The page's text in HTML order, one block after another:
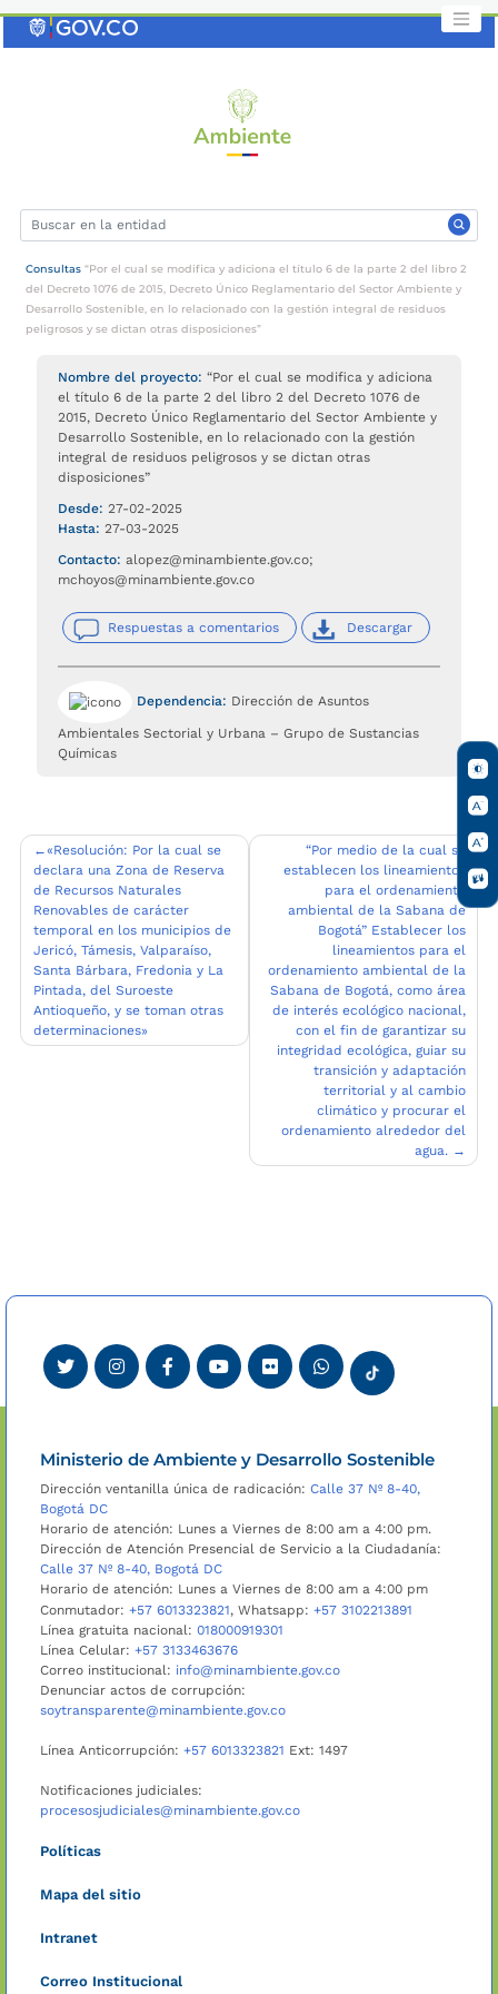
Consultas “Por el cual se modifica y adiciona el título 6 de la parte 2 del libro 2
del Decreto 1076 de 2015, Decreto Único Reglamentario del Sector Ambiente y
Desarrollo Sostenible, en lo relacionado con la gestión integral de residuos
peligrosos y se dictan otras disposiciones”
Nombre del proyecto:“Por el cual se modifica y adiciona
el título 6 de la parte 2 del libro 2 del Decreto 1076 de
2015, Decreto Único Reglamentario del Sector Ambiente y
Desarrollo Sostenible, en lo relacionado con la gestión
integral de residuos peligrosos y se dictan otras
disposiciones”
Desde: 27-02-2025
Hasta: 27-03-2025
Contacto:alopez@minambiente.gov.co;
mchoyos@minambiente.gov.co
Respuestas a comentarios Descargar
Dependencia: Dirección de Asuntos
Ambientales Sectorial y Urbana – Grupo de Sustancias
Químicas
Navegación
de
entradas
«Resolución: Por la cual se
declara una Zona de Reserva
de Recursos Naturales
Renovables de carácter
temporal en los municipios de
Jericó, Támesis, Valparaíso,
Santa Bárbara, Fredonia y La
Pintada, del Suroeste
Antioqueño, y se toman otras
determinaciones»
“Por medio de la cual se
establecen los lineamientos
para el ordenamiento
ambiental de la Sabana de
Bogotá” Establecer los
lineamientos para el
ordenamiento ambiental de la
Sabana de Bogotá, como área
de interés ecológico nacional,
con el fin de garantizar su
integridad ecológica, guiar su
transición y adaptación
territorial y al cambio
climático y procurar el
ordenamiento alrededor del
agua.
Ministerio de Ambiente y Desarrollo Sostenible
Dirección ventanilla única de radicación: Calle 37 Nº 8-40,
Bogotá DC
Horario de atención: Lunes a Viernes de 8:00 am a 4:00 pm.
Dirección de Atención Presencial de Servicio a la Ciudadanía:
Calle 37 Nº 8-40, Bogotá DC
Horario de atención: Lunes a Viernes de 8:00 am a 4:00 pm
Conmutador: +57 6013323821, Whatsapp: +57 3102213891
Línea gratuita nacional: 018000919301
Línea Celular: +57 3133463676
Correo institucional: info@minambiente.gov.co
Denunciar actos de corrupción:
soytransparente@minambiente.gov.co
Línea Anticorrupción: +57 6013323821 Ext: 1497
Notificaciones judiciales:
procesosjudiciales@minambiente.gov.co
Políticas
Mapa del sitio
Intranet
Correo Institucional